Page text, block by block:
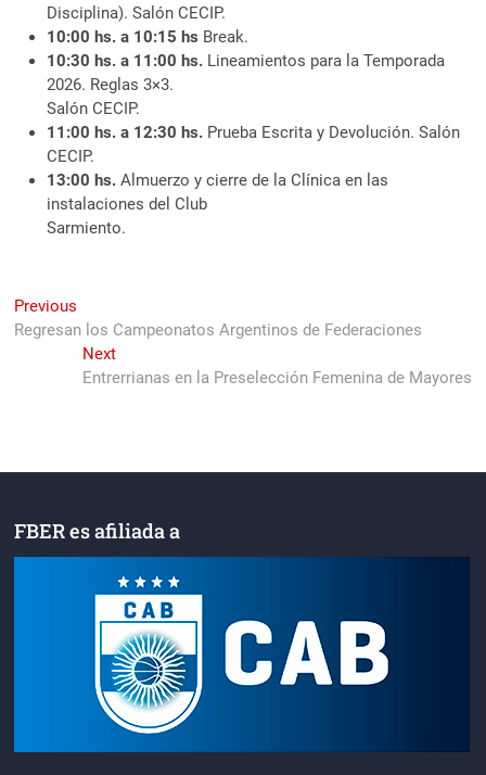
Disciplina). Salón CECIP.
10:00 hs. a 10:15 hs Break.
10:30 hs. a 11:00 hs. Lineamientos para la Temporada
2026. Reglas 3×3.
Salón CECIP.
11:00 hs. a 12:30 hs. Prueba Escrita y Devolución. Salón
CECIP.
13:00 hs.Almuerzo y cierre de la Clínica en las
instalaciones del Club
Sarmiento.
Navegación
de
entradas
Previous
post:
Regresan los Campeonatos Argentinos de Federaciones
NextNext
post:
Entrerrianas en la Preselección Femenina de Mayores
FBER es afiliada a